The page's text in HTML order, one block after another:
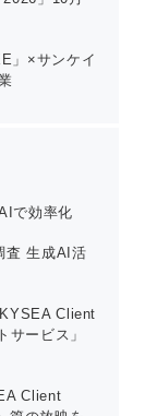
」×サンケイ
で効率化
査 生成AI活
Client
ービス」
Client